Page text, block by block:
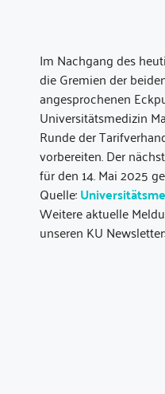
Im Nachgang des
die Gremien der
angesprochenen
Universitätsmedizin
Runde der
vorbereiten. Der
für den 14. Mai 2025
Quelle:
Weitere aktuelle
unseren KU Newsletter: